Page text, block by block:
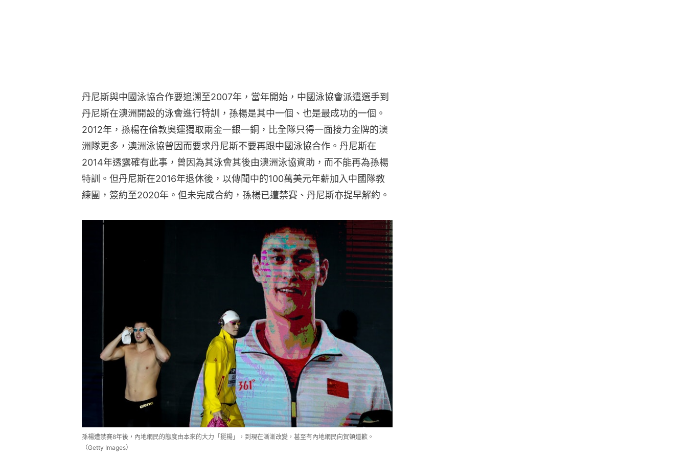
丹尼斯與中國泳協合作要追溯至2007年，當年開始，中國泳協會派遣選手到
丹尼斯在澳洲開設的泳會進行特訓，孫楊是其中一個、也是最成功的一個。
2012年，孫楊在倫敦奧運獨取兩金一銀一銅，比全隊只得一面接力金牌的澳
洲隊更多，澳洲泳協曾因而要求丹尼斯不要再跟中國泳協合作。丹尼斯在
2014年透露確有此事，曾因為其泳會其後由澳洲泳協資助，而不能再為孫楊
特訓。但丹尼斯在2016年退休後，以傳聞中的100萬美元年薪加入中國隊教
練團，簽約至2020年。但未完成合約，孫楊已遭禁賽、丹尼斯亦提早解約。
孫楊遭禁賽8年後，內地網民的態度由本來的大力「挺楊」，到現在漸漸改變，甚至有內地網民向賀頓道歉。
（Getty Images）